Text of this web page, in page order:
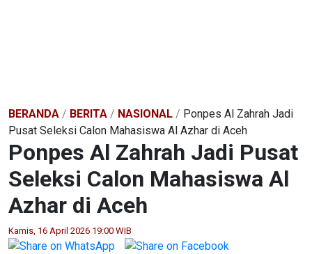
BERANDA / BERITA / NASIONAL / Ponpes Al Zahrah Jadi
Pusat Seleksi Calon Mahasiswa Al Azhar di Aceh
Ponpes Al Zahrah Jadi Pusat
Seleksi Calon Mahasiswa Al
Azhar di Aceh
Kamis, 16 April 2026 19:00 WIB